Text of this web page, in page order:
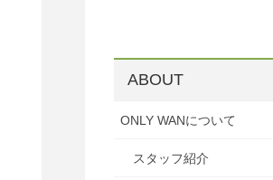
ABOUT
ONLY WANについて
スタッフ紹介